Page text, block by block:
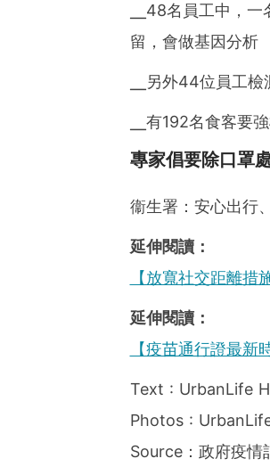
╴48名員工中，一
留，會做基因分析
╴另外44位員工檢
╴有192名食客要
專家倡要除口罩
衞生署：安心出行
延伸閱讀：
【放寬社交距離
延伸閱讀：
【疫苗通行證最
Text : UrbanLife
Photos :
Source：政府疫情